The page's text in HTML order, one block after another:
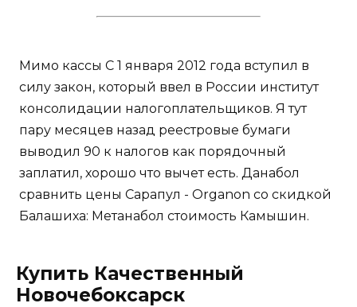
Мимо кассы С 1 января 2012 года вступил в
силу закон, который ввел в России институт
консолидации налогоплательщиков. Я тут
пару месяцев назад реестровые бумаги
выводил 90 к налогов как порядочный
заплатил, хорошо что вычет есть. Данабол
сравнить цены Сарапул - Organon со скидкой
Балашиха: Метанабол стоимость Камышин.
Купить Качественный
Новочебоксарск